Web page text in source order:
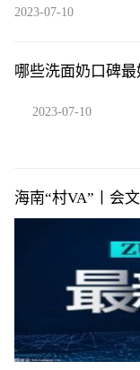
2023-07-10
哪些洗面奶口碑最
2023-07-10
海南“村VA”丨会
队提前小组出线